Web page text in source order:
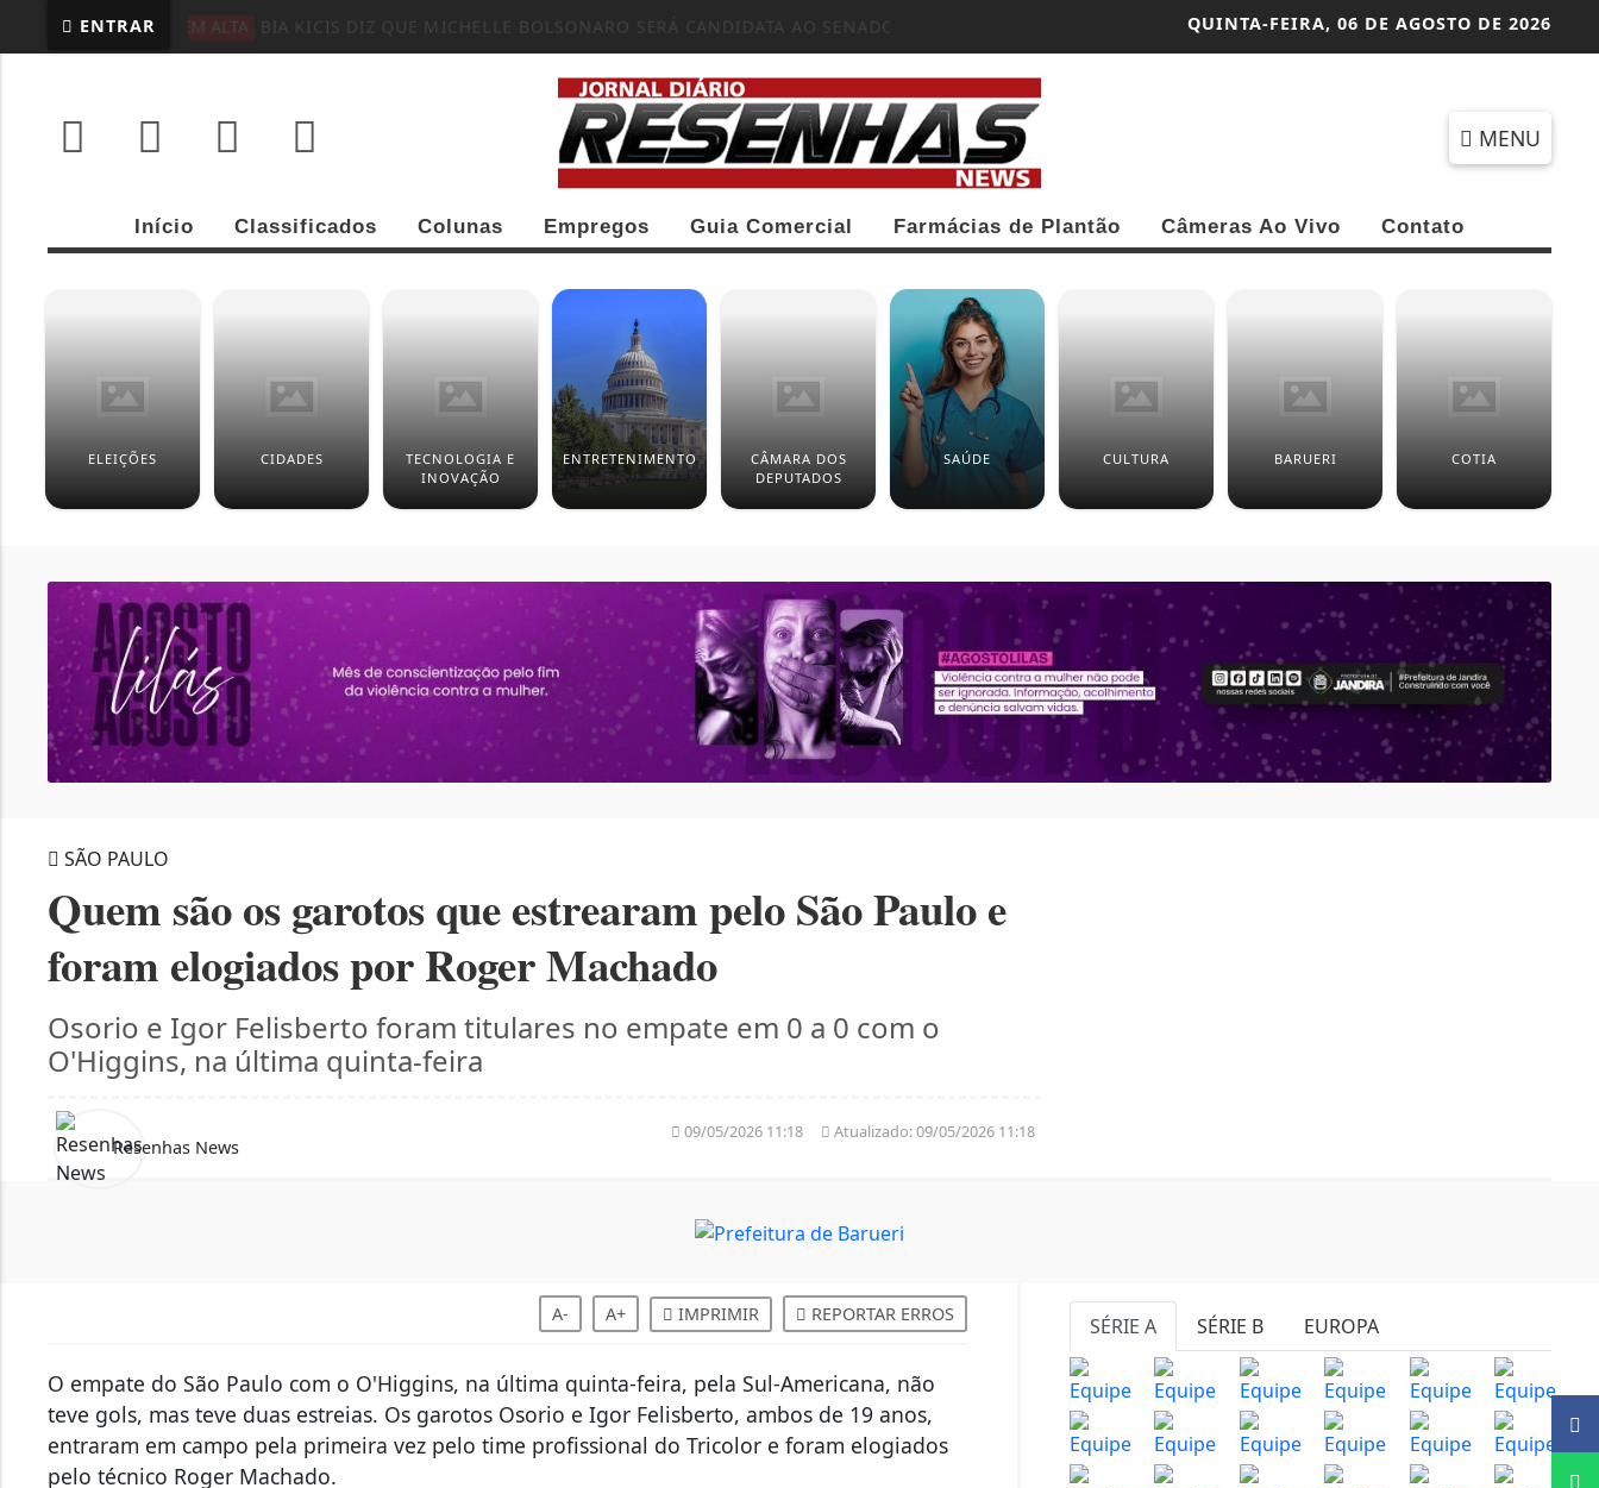
ENTRAR EM ALTA BIA KICIS DIZ QUE MICHELLE BOLSONARO SERÁ CANDIDATA AO SENADO:... QUINTA-FEIRA, 06 DE AGOSTO DE 2026
MENU
Início Classificados Colunas Empregos Guia Comercial Farmácias de Plantão Câmeras Ao Vivo Contato
ELEIÇÕES CIDADES
TECNOLOGIA E
INOVAÇÃO
ENTRETENIMENTO
CÂMARA DOS
DEPUTADOS
SAÚDE CULTURA BARUERI COTIA
SÃO PAULO
Quem são os garotos que estrearam pelo São Paulo e
foram elogiados por Roger Machado
Osorio e Igor Felisberto foram titulares no empate em 0 a 0 com o
O'Higgins, na última quinta-feira
Resenhas News
Atualizado:09/05/2026 11:18
09/05/2026 11:18
A- A+ IMPRIMIR REPORTAR ERROS
O empate do São Paulo com o O'Higgins, na última quinta-feira, pela Sul-Americana, não
teve gols, mas teve duas estreias. Os garotos Osorio e Igor Felisberto, ambos de 19 anos,
entraram em campo pela primeira vez pelo time profissional do Tricolor e foram elogiados
pelo técnico Roger Machado.
SÉRIE A SÉRIE B EUROPA